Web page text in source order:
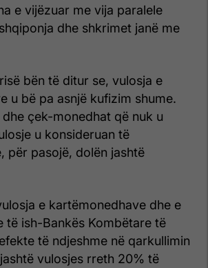
e vijëzuar me vija paralele
dhe shkrimet janë me
bën të ditur se, vulosja e
u bë pa asnjë kufizim shume.
çek-monedhat që nuk u
u konsideruan të
për pasojë, dolën jashtë
e kartëmonedhave dhe e
të ish-Bankës Kombëtare të
të ndjeshme në qarkullimin
vulosjes rreth 20% të